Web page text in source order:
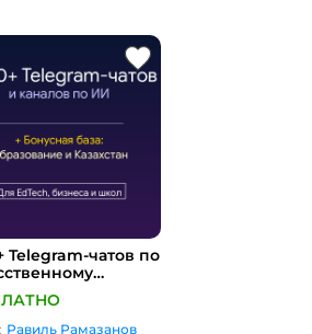
Telegram-чатов по
(с бонусом
и
Равиль Рамазанов